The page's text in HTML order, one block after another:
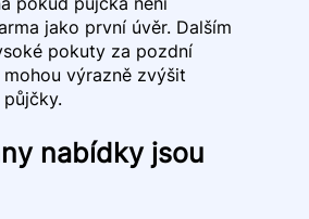
jako první úvěr. Dalším
pokuty za pozdní
výrazně zvýšit
nabídky jsou